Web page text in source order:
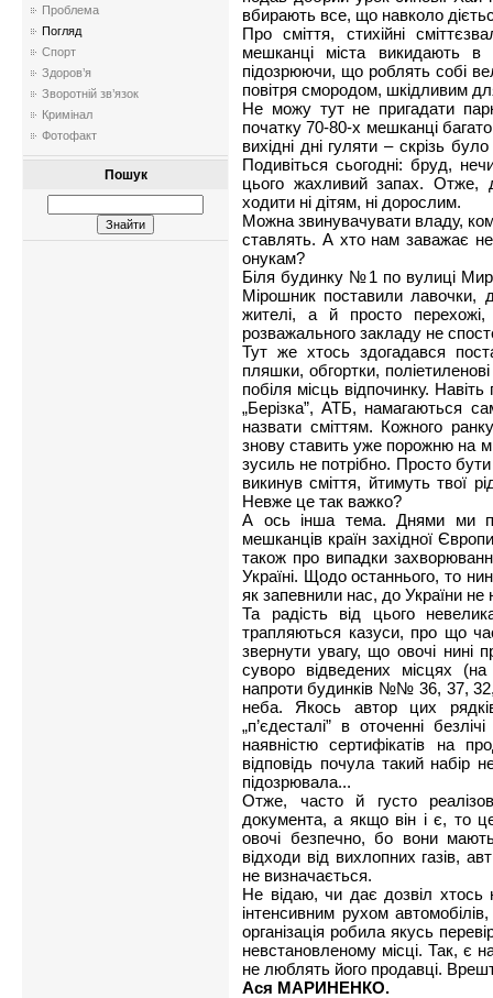
Проблема
Погляд
Спорт
Здоров’я
Зворотній зв’язок
Кримінал
Фотофакт
Пошук
вбирають все, що навколо
Про сміття, стихійні
мешканці міста викидають
підозрюючи, що роблять собі
повітря смородом, шкідливим
Не можу тут не пригадати
початку 70-80-х мешканці
вихідні дні гуляти – скрізь
Подивіться сьогодні: бруд,
цього жахливий запах. Отже,
ходити ні дітям, ні дорослим.
Можна звинувачувати владу,
ставлять. А хто нам заважає не
онукам?
Біля будинку №1 по вулиці
Мірошник поставили лавочки,
жителі, а й просто перехожі,
розважального закладу не
Тут же хтось здогадався
пляшки, обгортки,
побіля місць відпочинку.
„Берізка”, АТБ, намагаються
назвати сміттям. Кожного
знову ставить уже порожню на
зусиль не потрібно. Просто
викинув сміття, йтимуть твої
Невже це так важко?
А ось інша тема. Днями ми
мешканців країн західної
також про випадки
Україні. Щодо останнього, то
як запевнили нас, до України не
Та радість від цього
трапляються казуси, про що
звернути увагу, що овочі нині
суворо відведених місцях
напроти будинків №№ 36, 37,
неба. Якось автор цих
„п’єдесталі” в оточенні
наявністю сертифікатів на
відповідь почула такий набір
підозрювала...
Отже, часто й густо
документа, а якщо він і є, то
овочі безпечно, бо вони
відходи від вихлопних газів,
не визначається.
Не відаю, чи дає дозвіл хтось
інтенсивним рухом
організація робила якусь
невстановленому місці. Так, є
не люблять його продавці.
Ася МАРИНЕНКО.